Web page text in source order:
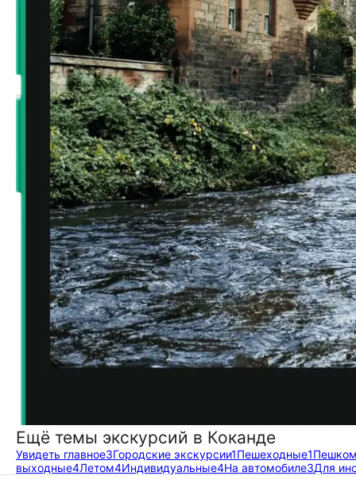
Ещё темы экскурсий в Коканде
Увидеть главное3Городские экскурсии1Пешеходные1Пешком
выходные4Летом4Индивидуальные4На автомобиле3Для